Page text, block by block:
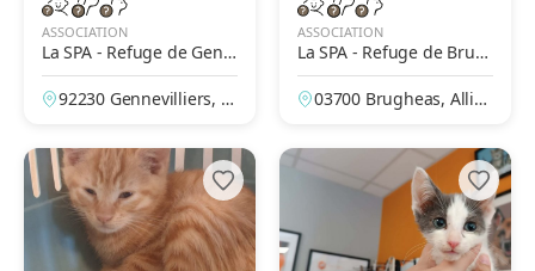
ASSOCIATION
La SPA - Refuge de Genn
evilliers – Grammont
92230 Gennevilliers, H
ASSOCIATION
La SPA - Refuge de Brug
heas – Vichy
03700 Brugheas, Allier,